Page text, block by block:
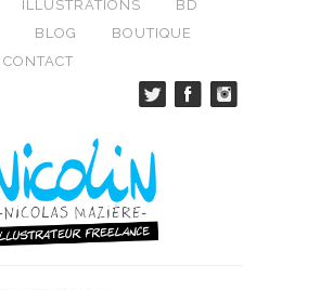
ILLUSTRATIONS
BD
BLOG
BOUTIQUE
CONTACT